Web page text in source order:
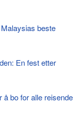
beste
En fest etter
å bo for alle reisende